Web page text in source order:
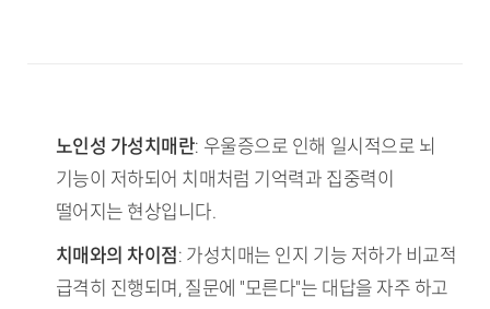
TL;DR (핵심 요약)
노인성 가성치매란: 우울증으로 인해 일시적으로 뇌
기능이 저하되어 치매처럼 기억력과 집중력이
떨어지는 현상입니다.
치매와의 차이점: 가성치매는 인지 기능 저하가 비교적
급격히 진행되며, 질문에 "모른다"는 대답을 자주 하고